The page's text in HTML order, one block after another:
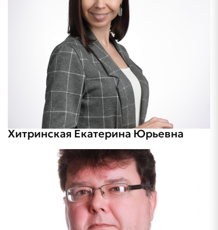
Хитринская Екатерина Юрьевна